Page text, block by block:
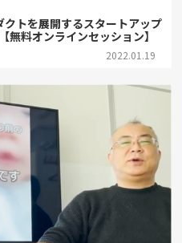
トを展開するスタートアップ
料オンラインセッション】
2022.01.19